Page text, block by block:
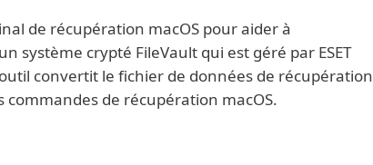
de récupération macOS pour aider à
système crypté FileVault qui est géré par ESET
convertit le fichier de données de récupération
commandes de récupération macOS.